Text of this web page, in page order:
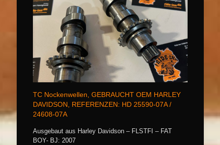
TC Nockenwellen, GEBRAUCHT OEM HARLEY
DAVIDSON, REFERENZEN: HD 25590-07A /
24608-07A
Ausgebaut aus Harley Davidson – FLSTFI – FAT
BOY- BJ: 2007